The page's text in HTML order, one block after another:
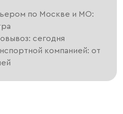
по Москве и МО:
сегодня
компанией: от